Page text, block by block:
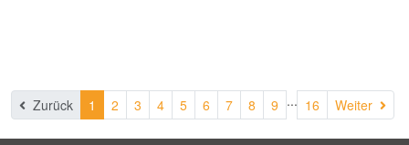
Zurück 1 2 3 4 5 6 7 8 9 ... 16 Weiter